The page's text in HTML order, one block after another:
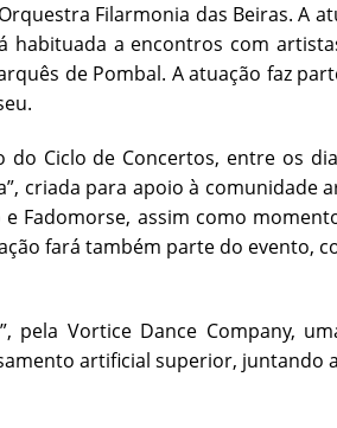
Filarmonia das Beiras. A
a encontros com
de Pombal. A atuação faz
Ciclo de Concertos, entre os
criada para apoio à comunidade
Fadomorse, assim como
fará também parte do evento,
pela Vortice Dance Company,
artificial superior, juntando